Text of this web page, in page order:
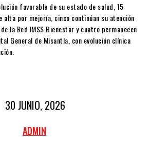
favorable de su estado de salud, 15
alta por mejoría, cinco continúan su atención
la Red IMSS Bienestar y cuatro permanecen
General de Misantla, con evolución clínica
30 JUNIO, 2026
ADMIN